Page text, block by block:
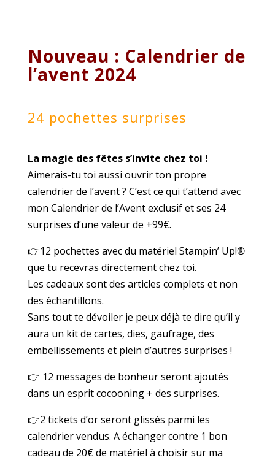
Nouveau : Calendrier de
l’avent 2024
24 pochettes surprises
La magie des fêtes s’invite chez toi !
Aimerais-tu toi aussi ouvrir ton propre
calendrier de l’avent ? C’est ce qui t’attend avec
mon Calendrier de l’Avent exclusif et ses 24
surprises d’une valeur de +99€.
👉12 pochettes avec du matériel Stampin’ Up!®
que tu recevras directement chez toi.
Les cadeaux sont des articles complets et non
des échantillons.
Sans tout te dévoiler je peux déjà te dire qu’il y
aura un kit de cartes, dies, gaufrage, des
embellissements et plein d’autres surprises !
👉 12 messages de bonheur seront ajoutés
dans un esprit cocooning + des surprises.
👉2 tickets d’or seront glissés parmi les
calendrier vendus. A échanger contre 1 bon
cadeau de 20€ de matériel à choisir sur ma